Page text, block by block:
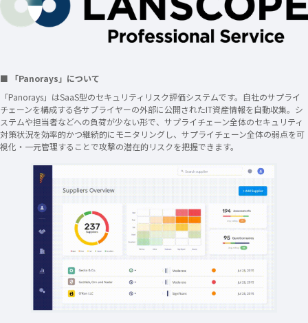
■ 「Panorays」について
「Panorays」はSaaS型のセキュリティリスク評価システムです。自社のサプライ
チェーンを構成する各サプライヤーの外部に公開されたIT資産情報を自動収集。シ
ステムや担当者などへの負荷が少ない形で、サプライチェーン全体のセキュリティ
対策状況を効率的かつ継続的にモニタリングし、サプライチェーン全体の弱点を可
視化・一元管理することで攻撃の潜在的リスクを把握できます。